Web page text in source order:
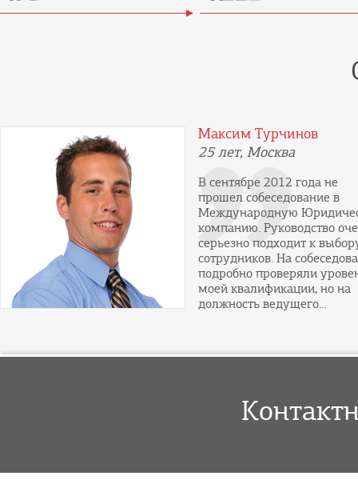
Максим Турчинов
25 лет, Москва
В сентябре 2012 года не
прошел собеседование в
Международную
компанию. Руководство
серьезно подходит к
сотрудников. На
подробно проверяли
моей квалификации, но на
должность ведущего...